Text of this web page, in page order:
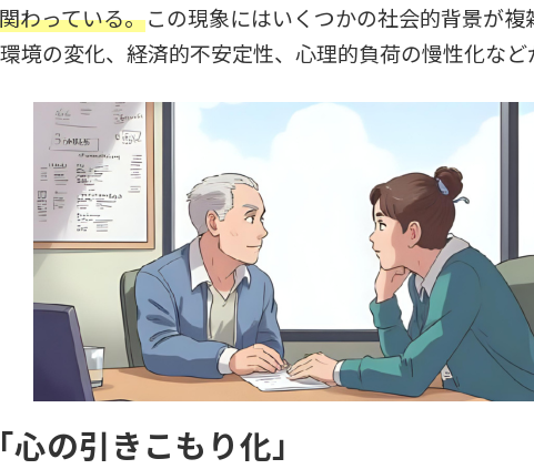
わっている。この現象にはいくつかの社会的背景が
境の変化、経済的不安定性、心理的負荷の慢性化など
の引きこもり化」